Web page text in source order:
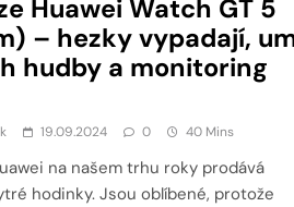
Huawei Watch GT 5
– hezky vypadají,
hudby a monitoring
19.09.2024 0 40 Mins
na našem trhu roky prodává
hodinky. Jsou oblíbené, protože